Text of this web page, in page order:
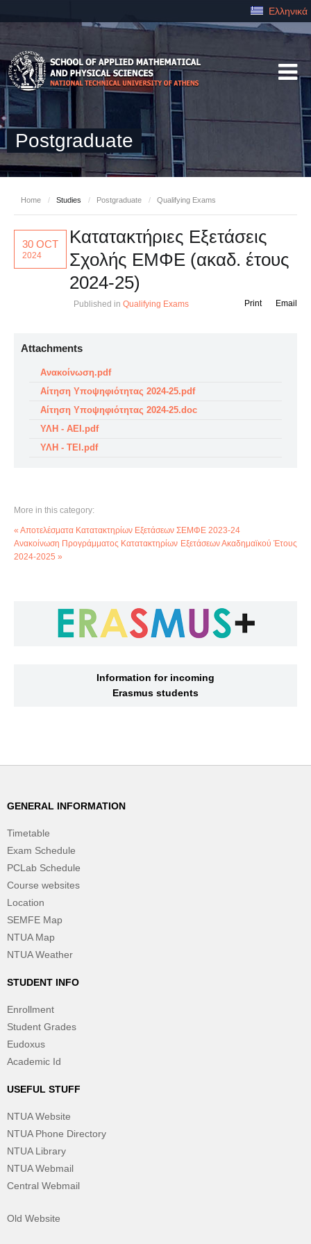
Ελληνικά
Postgraduate
Home / Studies / Postgraduate / Qualifying Exams
30 OCT
2024
Κατατακτήριες Εξετάσεις
Σχολής ΕΜΦΕ (ακαδ. έτους
2024-25)
Published in Qualifying Exams Email
Print
Attachments
Ανακοίνωση.pdf
Αίτηση Υποψηφιότητας 2024-25.pdf
Αίτηση Υποψηφιότητας 2024-25.doc
ΥΛΗ - ΑΕΙ.pdf
ΥΛΗ - ΤΕΙ.pdf
More in this category:
« Αποτελέσματα Κατατακτηρίων Εξετάσεων ΣΕΜΦΕ 2023-24
Ανακοίνωση Προγράμματος Κατατακτηρίων Εξετάσεων Ακαδημαϊκού Έτους
2024-2025 »
Information for incoming
Erasmus students
GENERAL INFORMATION
Timetable
Exam Schedule
PCLab Schedule
Course websites
Location
SEMFE Map
NTUA Map
NTUA Weather
STUDENT INFO
Enrollment
Student Grades
Eudoxus
Academic Id
USEFUL STUFF
NTUA Website
NTUA Phone Directory
NTUA Library
NTUA Webmail
Central Webmail
Old Website